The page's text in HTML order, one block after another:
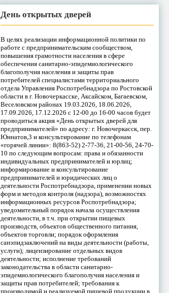
День открытых дверей
В целях реализации информационной политики по
работе с предпринимательским сообществом,
повышения грамотности населения в сфере
обеспечения санитарно-эпидемиологического
благополучия населения и защиты прав
потребителей специалистами территориального
отдела Управления Роспотребнадзора по Ростовской
области в г. Новочеркасске, Аксайском, Багаевском,
Веселовском районах 19.03.2026, 18.06.2026,
17.09.2026, 17.12.2026 с 12-00 до 16-00 часов будет
проводиться акция «День открытых дверей для
предпринимателей» по адресу: г. Новочеркасск, пер.
Юннатов,3 и консультирование по телефонам
«горячей линии»: 8(863-52) 2-77-36, 21-00-56, 24-70-
10 по следующим вопросам: права и обязанности
индивидуальных предпринимателей и юрлиц;
информирование и консультирование
предпринимателей и юридических лиц о
деятельности Роспотребнадзора, применении новых
форм и методов контроля (надзора), возможностях
информационных ресурсов Роспотребнадзора;
уведомительный порядок начала осуществления
деятельности, в т.ч. при открытии пищевых
производств, объектов общественного питания,
объектов торговли; порядок оформления
санэпидзаключений на виды деятельности (работы,
услуги); лицензирование отдельных видов
деятельности; исполнение требований
законодательства в области санитарно-
эпидемиологического благополучия населения и
защиты прав потребителей; требования к
производимой и реализуемой пищевой продукции в